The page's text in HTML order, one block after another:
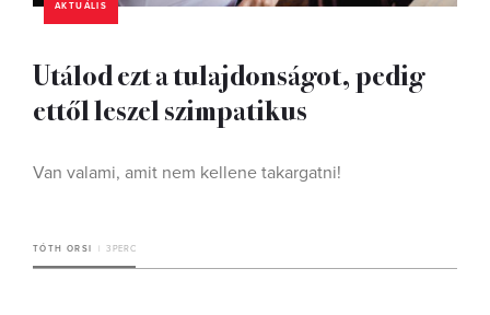
AKTUÁLIS
Utálod ezt a tulajdonságot, pedig
ettől leszel szimpatikus
Van valami, amit nem kellene takargatni!
TÓTH ORSI 3 PERC